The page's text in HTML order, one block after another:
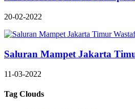
20-02-2022
Saluran Mampet Jakarta
11-03-2022
Tag Clouds